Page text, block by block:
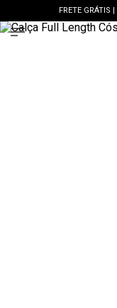
FRETE
PIX | 5%